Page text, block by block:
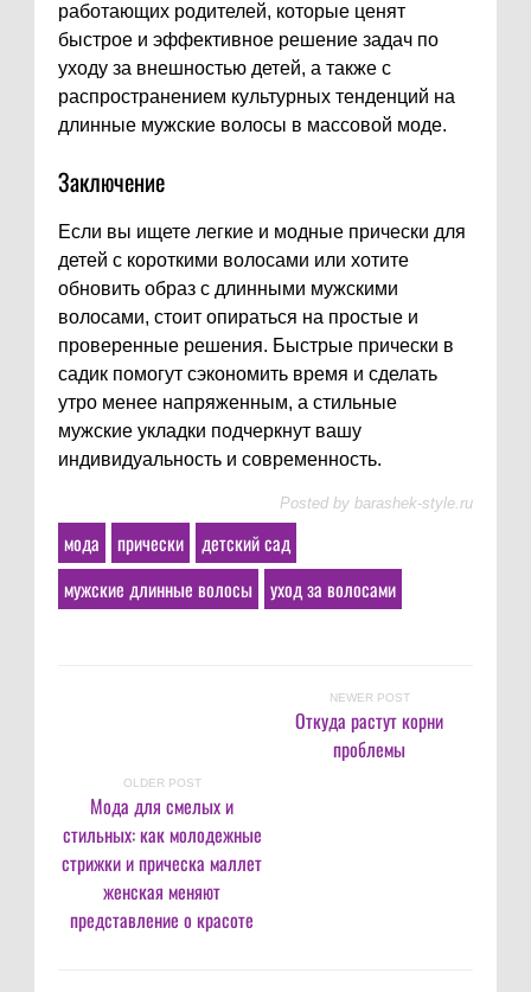
работающих родителей, которые ценят
быстрое и эффективное решение задач по
уходу за внешностью детей, а также с
распространением культурных тенденций на
длинные мужские волосы в массовой моде.
Заключение
Если вы ищете легкие и модные прически для
детей с короткими волосами или хотите
обновить образ с длинными мужскими
волосами, стоит опираться на простые и
проверенные решения. Быстрые прически в
садик помогут сэкономить время и сделать
утро менее напряженным, а стильные
мужские укладки подчеркнут вашу
индивидуальность и современность.
Posted by barashek-style.ru
мода прически
детский сад
мужские длинные волосы
уход за волосами
NEWER POST
Откуда растут корни
проблемы
OLDER POST
Мода для смелых и
стильных: как молодежные
стрижки и прическа маллет
женская меняют
представление о красоте